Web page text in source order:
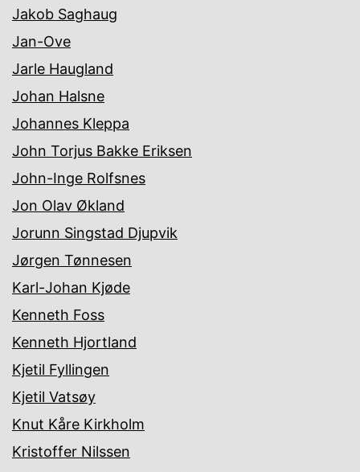
Jakob Saghaug
Jan-Ove
Jarle Haugland
Johan Halsne
Johannes Kleppa
John Torjus Bakke Eriksen
John-Inge Rolfsnes
Jon Olav Økland
Jorunn Singstad Djupvik
Jørgen Tønnesen
Karl-Johan Kjøde
Kenneth Foss
Kenneth Hjortland
Kjetil Fyllingen
Kjetil Vatsøy
Knut Kåre Kirkholm
Kristoffer Nilssen